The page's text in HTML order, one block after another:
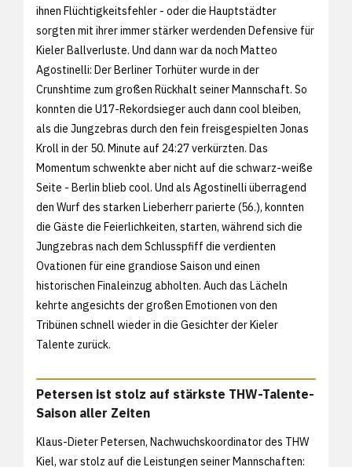
ihnen Flüchtigkeitsfehler - oder die Hauptstädter
sorgten mit ihrer immer stärker werdenden Defensive für
Kieler Ballverluste. Und dann war da noch Matteo
Agostinelli: Der Berliner Torhüter wurde in der
Crunshtime zum großen Rückhalt seiner Mannschaft. So
konnten die U17-Rekordsieger auch dann cool bleiben,
als die Jungzebras durch den fein freisgespielten Jonas
Kroll in der 50. Minute auf 24:27 verkürzten. Das
Momentum schwenkte aber nicht auf die schwarz-weiße
Seite - Berlin blieb cool. Und als Agostinelli überragend
den Wurf des starken Lieberherr parierte (56.), konnten
die Gäste die Feierlichkeiten, starten, während sich die
Jungzebras nach dem Schlusspfiff die verdienten
Ovationen für eine grandiose Saison und einen
historischen Finaleinzug abholten. Auch das Lächeln
kehrte angesichts der großen Emotionen von den
Tribünen schnell wieder in die Gesichter der Kieler
Talente zurück.
Petersen ist stolz auf stärkste THW-Talente-
Saison aller Zeiten
Klaus-Dieter Petersen, Nachwuchskoordinator des THW
Kiel, war stolz auf die Leistungen seiner Mannschaften: